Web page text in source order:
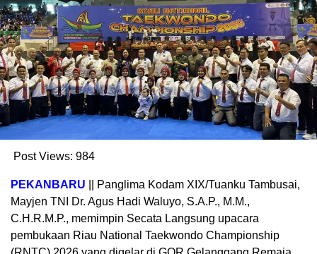
Post Views: 984
PEKANBARU || Panglima Kodam XIX/Tuanku Tambusai,
Mayjen TNI Dr. Agus Hadi Waluyo, S.A.P., M.M.,
C.H.R.M.P., memimpin Secata Langsung upacara
pembukaan Riau National Taekwondo Championship